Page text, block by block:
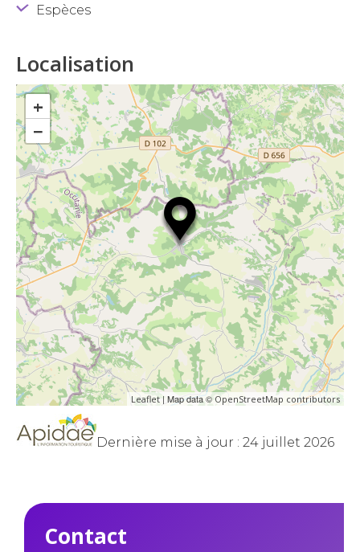
Espèces
Localisation
+
−
Leaflet | Map data © OpenStreetMap contributors
Dernière mise à jour : 24 juillet 2026
Contact